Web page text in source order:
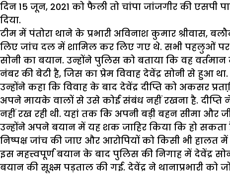
दिन 15 जून, 2021 को फैली तो चांपा जांजगीर की
दिया.
टीम में पंतोरा थाने के प्रभारी अविनाश कुमार श्रीवास,
लिए जांच दल में शामिल कर लिए गए थे. सभी पहलुओं पर
सोनी का बयान. उन्होंने पुलिस को बताया कि वह
नंबर की बेटी है, जिस का प्रेम विवाह देवेंद्र सोनी से हुआ था.
उन्होंने कहा कि विवाह के बाद देवेंद्र दीप्ति को अकसर
अपने मायके वालों से उसे कोई संबंध नहीं रखना है.
नहीं रख रही थी. यहां तक कि अपनी बड़ी बहन सीमा और
उन्होंने अपने बयान में यह शक जाहिर किया कि हो सकता
निष्पक्ष जांच की जाए और आरोपियों को किसी भी हालत में
इस महत्त्वपूर्ण बयान के बाद पुलिस की निगाह में देवेंद्र
बयान की सूक्ष्म पड़ताल की गई. देवेंद्र ने थानाप्रभारी